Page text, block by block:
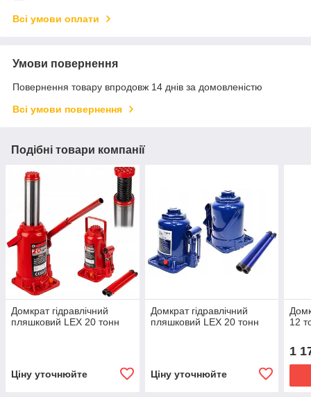
Всі умови оплати
Умови повернення
Повернення товару впродовж 14 днів за домовленістю
Всі умови повернення
Подібні товари компанії
Домкрат гідравлічний
пляшковий LEX 20 тонн
Ціну уточнюйте
Домкрат гідравлічний
пляшковий LEX 20 тонн
Ціну уточнюйте
12
1